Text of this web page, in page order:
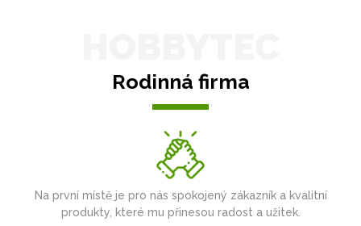
Rodinná firma
Na první místě je pro nás spokojený zákazník a kvalitní
produkty, které mu přinesou radost a užitek.